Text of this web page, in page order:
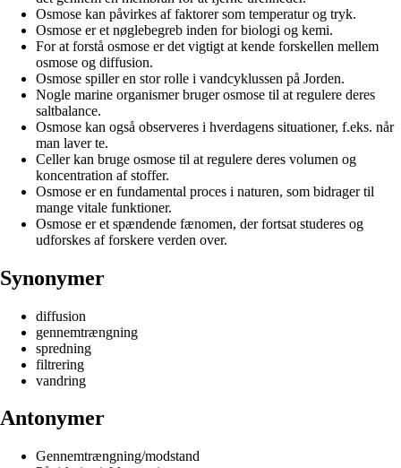
Osmose kan påvirkes af faktorer som temperatur og tryk.
Osmose er et nøglebegreb inden for biologi og kemi.
For at forstå osmose er det vigtigt at kende forskellen mellem
osmose og diffusion.
Osmose spiller en stor rolle i vandcyklussen på Jorden.
Nogle marine organismer bruger osmose til at regulere deres
saltbalance.
Osmose kan også observeres i hverdagens situationer, f.eks. når
man laver te.
Celler kan bruge osmose til at regulere deres volumen og
koncentration af stoffer.
Osmose er en fundamental proces i naturen, som bidrager til
mange vitale funktioner.
Osmose er et spændende fænomen, der fortsat studeres og
udforskes af forskere verden over.
Synonymer
diffusion
gennemtrængning
spredning
filtrering
vandring
Antonymer
Gennemtrængning/modstand